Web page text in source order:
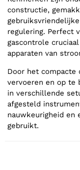
constructie,
regulering. Perfect
gascontrole
apparaten van
Door het
vervoeren en op te
in verschillende
afgesteld
nauwkeurigheid
gebruikt.